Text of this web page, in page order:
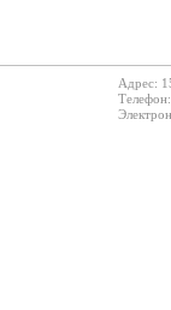
Адрес: